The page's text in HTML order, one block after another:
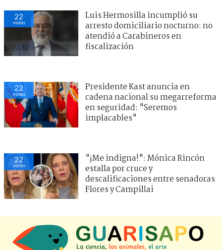
22
visitas
Luis Hermosilla incumplió su
arresto domiciliario nocturno: no
atendió a Carabineros en
fiscalización
22
visitas
Presidente Kast anuncia en
cadena nacional su megarreforma
en seguridad: "Seremos
implacables"
22
visitas
"¡Me indigna!": Mónica Rincón
estalla por cruce y
descalificaciones entre senadoras
Flores y Campillai